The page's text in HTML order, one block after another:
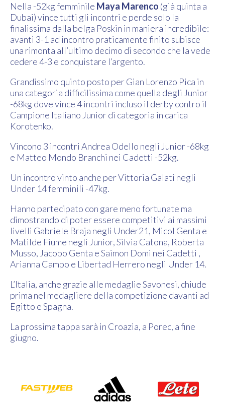
Nella -52kg femminile Maya Marenco (già quinta a
Dubai) vince tutti gli incontri e perde solo la
finalissima dalla belga Poskin in maniera incredibile:
avanti 3-1 ad incontro praticamente finito subisce
una rimonta all’ultimo decimo di secondo che la vede
cedere 4-3 e conquistare l’argento.
Grandissimo quinto posto per Gian Lorenzo Pica in
una categoria difficilissima come quella degli Junior
-68kg dove vince 4 incontri incluso il derby contro il
Campione Italiano Junior di categoria in carica
Korotenko.
Vincono 3 incontri Andrea Odello negli Junior -68kg
e Matteo Mondo Branchi nei Cadetti -52kg.
Un incontro vinto anche per Vittoria Galati negli
Under 14 femminili -47kg.
Hanno partecipato con gare meno fortunate ma
dimostrando di poter essere competitivi ai massimi
livelli Gabriele Braja negli Under21, Micol Genta e
Matilde Fiume negli Junior, Silvia Catona, Roberta
Musso, Jacopo Genta e Saimon Domi nei Cadetti ,
Arianna Campo e Libertad Herrero negli Under 14.
L’Italia, anche grazie alle medaglie Savonesi, chiude
prima nel medagliere della competizione davanti ad
Egitto e Spagna.
La prossima tappa sarà in Croazia, a Porec, a fine
giugno.